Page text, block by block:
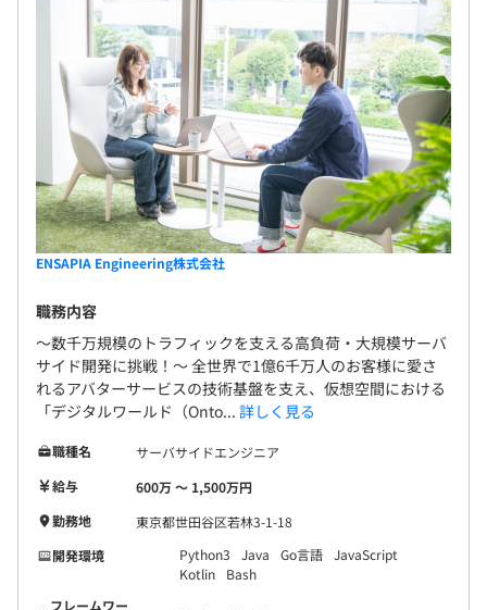
ENSAPIA Engineering株式会社
職務内容
〜数千万規模のトラフィックを支える高負荷・大規模サーバ
サイド開発に挑戦！〜 全世界で1億6千万人のお客様に愛さ
れるアバターサービスの技術基盤を支え、仮想空間における
「デジタルワールド（Onto... 詳しく見る
職種名
サーバサイドエンジニア
給与
600万 〜 1,500万円
勤務地
東京都世田谷区若林3-1-18
開発環境
Python3 Java Go言語 JavaScript
Kotlin
Bash
フレームワー